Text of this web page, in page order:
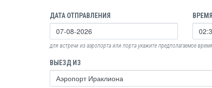
ДАТА ОТПРАВЛЕНИЯ
для встречи из аэропорта или порта укажите предполагаемое
ВЫЕЗД ИЗ